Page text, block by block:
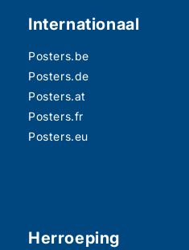
Internationaal
Posters.be
Posters.de
Posters.at
Posters.fr
Posters.eu
Herroeping